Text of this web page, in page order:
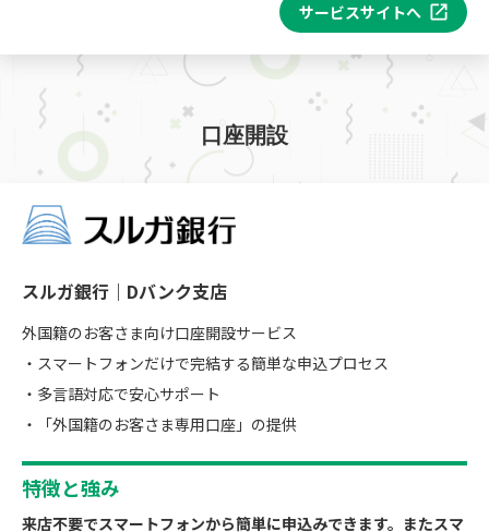
サービスサイトへ
口座開設
スルガ銀行｜Dバンク支店
外国籍のお客さま向け口座開設サービス
・スマートフォンだけで完結する簡単な申込プロセス
・多言語対応で安心サポート
・「外国籍のお客さま専用口座」の提供
特徴と強み
来店不要でスマートフォンから簡単に申込みできます。またスマ